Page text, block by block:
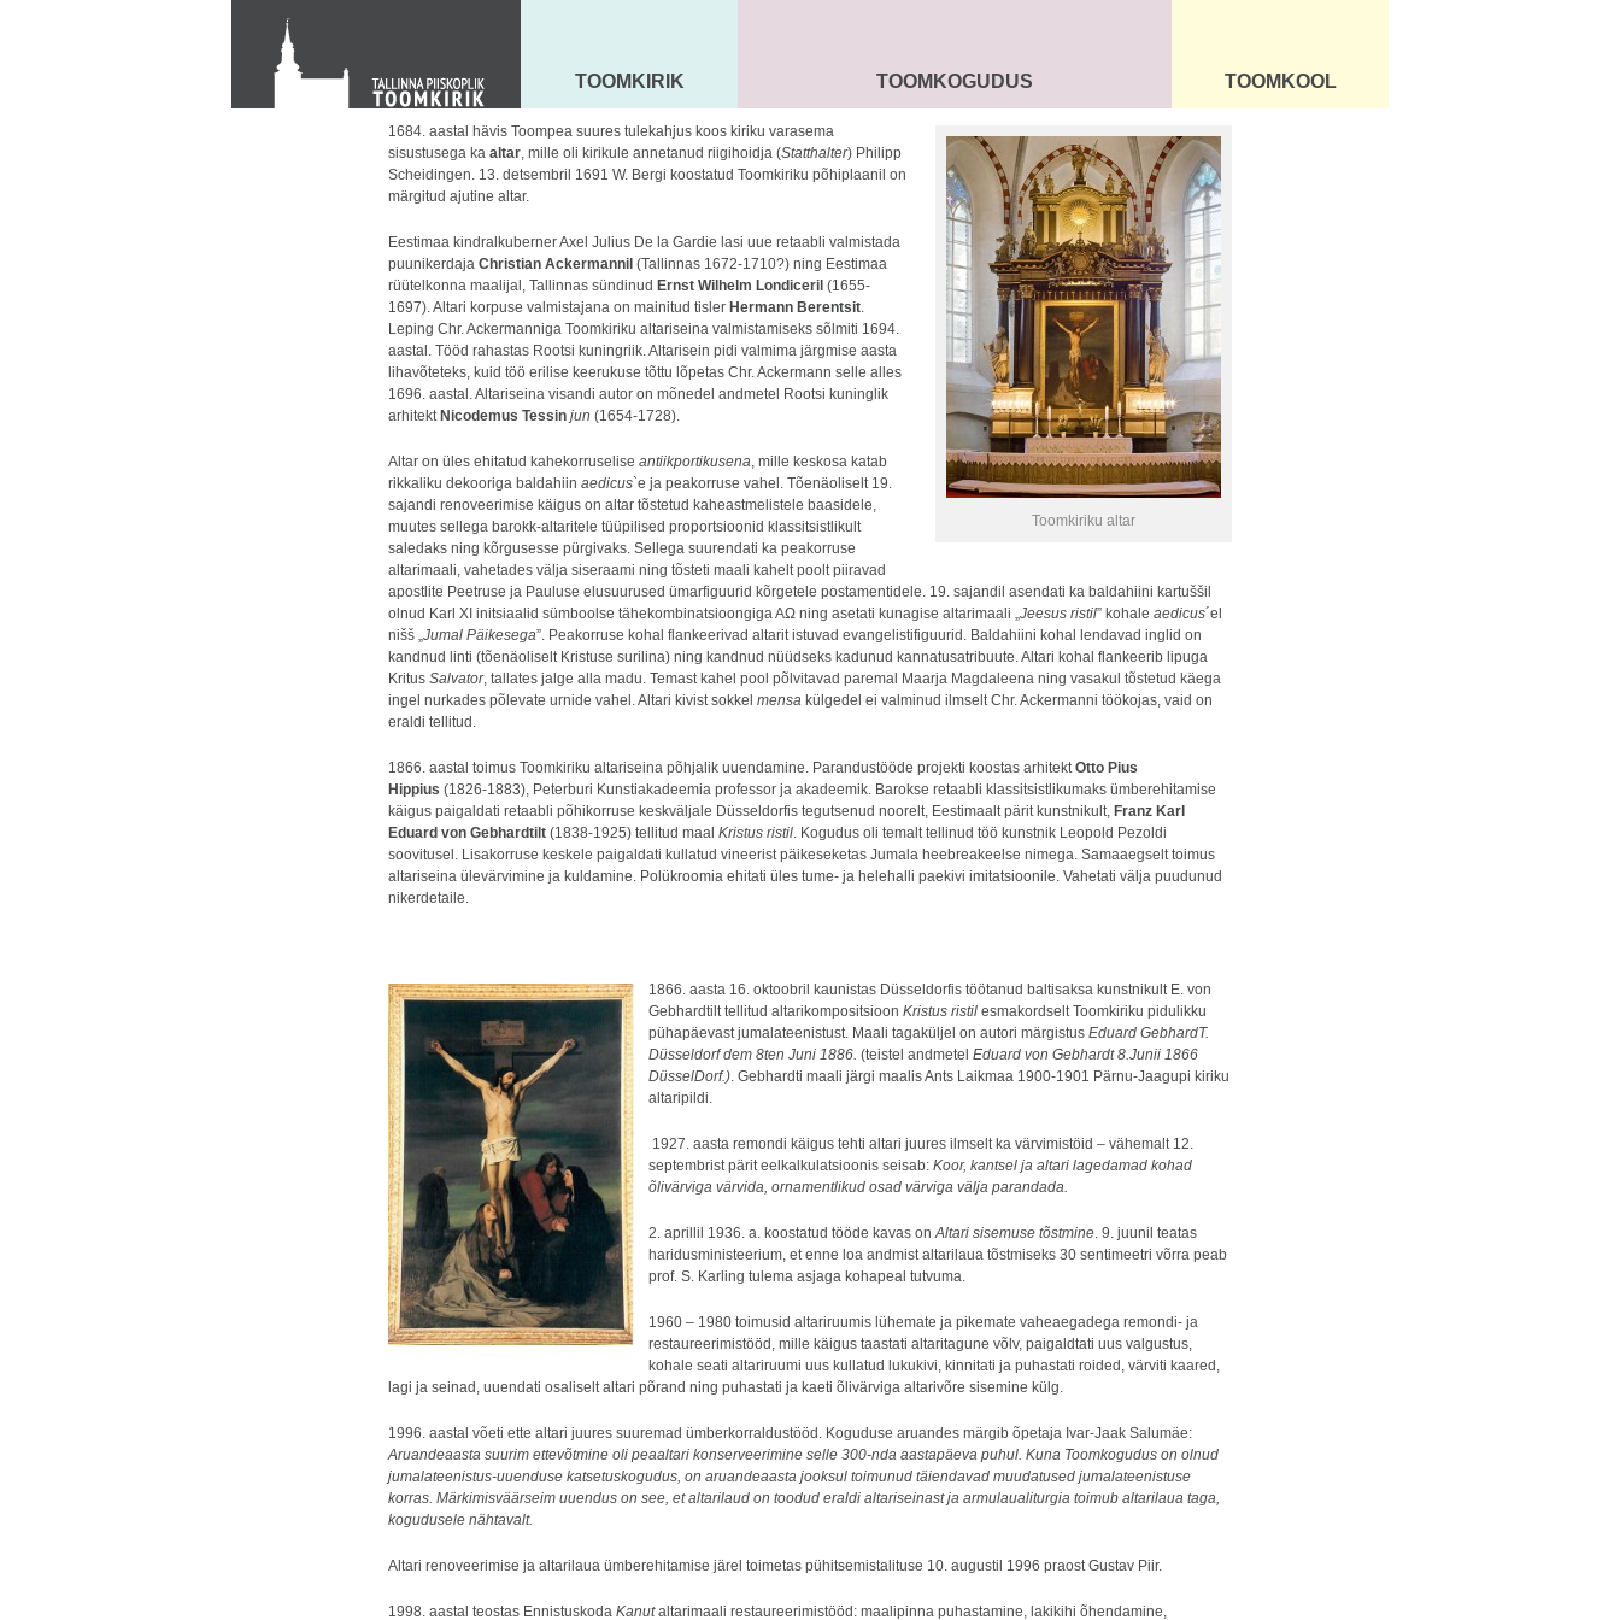
KONTAKT
Toom-Kooli 6, 10130 TALLINN
tallinna.toom@eelk.ee
MAARJA KIRIK
TOOMKIRIK SEENIORID KOGUDUS
TOOMKOGUDUS ÜLDINFO
TOOMKOOL
Toomkiriku altar
1684. aastal hävis Toompea suures tulekahjus koos kiriku varasema
sisustusega ka altar, mille oli kirikule annetanud riigihoidja (Statthalter) Philipp
Scheidingen. 13. detsembril 1691 W. Bergi koostatud Toomkiriku põhiplaanil on
märgitud ajutine altar.
Eestimaa kindralkuberner Axel Julius De la Gardie lasi uue retaabli valmistada
puunikerdaja Christian Ackermannil (Tallinnas 1672-1710?) ning Eestimaa
rüütelkonna maalijal, Tallinnas sündinud Ernst Wilhelm Londiceril (1655-
1697). Altari korpuse valmistajana on mainitud tisler Hermann Berentsit.
Leping Chr. Ackermanniga Toomkiriku altariseina valmistamiseks sõlmiti 1694.
aastal. Tööd rahastas Rootsi kuningriik. Altarisein pidi valmima järgmise aasta
lihavõteteks, kuid töö erilise keerukuse tõttu lõpetas Chr. Ackermann selle alles
1696. aastal. Altariseina visandi autor on mõnedel andmetel Rootsi kuninglik
arhitekt Nicodemus Tessin jun (1654-1728).
Altar on üles ehitatud kahekorruselise antiikportikusena, mille keskosa katab
rikkaliku dekooriga baldahiin aedicus`e ja peakorruse vahel. Tõenäoliselt 19.
sajandi renoveerimise käigus on altar tõstetud kaheastmelistele baasidele,
muutes sellega barokk-altaritele tüüpilised proportsioonid klassitsistlikult
saledaks ning kõrgusesse pürgivaks. Sellega suurendati ka peakorruse
altarimaali, vahetades välja siseraami ning tõsteti maali kahelt poolt piiravad
apostlite Peetruse ja Pauluse elusuurused ümarfiguurid kõrgetele postamentidele. 19. sajandil asendati ka baldahiini kartuššil
olnud Karl XI initsiaalid sümboolse tähekombinatsioongiga AΩ ning asetati kunagise altarimaali „Jeesus ristil” kohale aedicus´el
nišš „Jumal Päikesega”. Peakorruse kohal flankeerivad altarit istuvad evangelistifiguurid. Baldahiini kohal lendavad inglid on
kandnud linti (tõenäoliselt Kristuse surilina) ning kandnud nüüdseks kadunud kannatusatribuute. Altari kohal flankeerib lipuga
Kritus Salvator, tallates jalge alla madu. Temast kahel pool põlvitavad paremal Maarja Magdaleena ning vasakul tõstetud käega
ingel nurkades põlevate urnide vahel. Altari kivist sokkel mensa külgedel ei valminud ilmselt Chr. Ackermanni töökojas, vaid on
eraldi tellitud.
1866. aastal toimus Toomkiriku altariseina põhjalik uuendamine. Parandustööde projekti koostas arhitektOtto Pius
Hippius (1826-1883), Peterburi Kunstiakadeemia professor ja akadeemik. Barokse retaabli klassitsistlikumaks ümberehitamise
käigus paigaldati retaabli põhikorruse keskväljale Düsseldorfis tegutsenud noorelt, Eestimaalt pärit kunstnikult, Franz Karl
Eduard von Gebhardti lt (1838-1925) tellitud maal Kristus ristil. Kogudus oli temalt tellinud töö kunstnik Leopold Pezoldi
soovitusel. Lisakorruse keskele paigaldati kullatud vineerist päikeseketas Jumala heebreakeelse nimega. Samaaegselt toimus
altariseina ülevärvimine ja kuldamine. Polükroomia ehitati üles tume- ja helehalli paekivi imitatsioonile. Vahetati välja puudunud
nikerdetaile.
1866. aasta 16. oktoobril kaunistas Düsseldorfis töötanud baltisaksa kunstnikult E. von
Gebhardtilt tellitud altarikompositsioon Kristus ristil esmakordselt Toomkiriku pidulikku
pühapäevast jumalateenistust. Maali tagaküljel on autori märgistus Eduard GebhardT.
Düsseldorf dem 8ten Juni 1886. (teistel andmetel Eduard von Gebhardt8.Junii 1866
DüsselDorf.). Gebhardti maali järgi maalis Ants Laikmaa 1900-1901 Pärnu-Jaagupi kiriku
altaripildi.
1927. aasta remondi käigus tehti altari juures ilmselt ka värvimistöid – vähemalt 12.
septembrist pärit eelkalkulatsioonis seisab: Koor, kantsel ja altari lagedamad kohad
õlivärviga värvida, ornamentlikud osad värviga välja parandada.
2. aprillil 1936. a. koostatud tööde kavas onAltari sisemuse tõstmine. 9. juunil teatas
haridusministeerium, et enne loa andmist altarilaua tõstmiseks 30 sentimeetri võrra peab
prof. S. Karling tulema asjaga kohapeal tutvuma.
1960 – 1980 toimusid altariruumis lühemate ja pikemate vaheaegadega remondi- ja
restaureerimistööd, mille käigus taastati altaritagune võlv, paigaldtati uus valgustus,
kohale seati altariruumi uus kullatud lukukivi, kinnitati ja puhastati roided, värviti kaared,
lagi ja seinad, uuendati osaliselt altari põrand ning puhastati ja kaeti õlivärviga altarivõre sisemine külg.
1996. aastal võeti ette altari juures suuremad ümberkorraldustööd. Koguduse aruandes märgib õpetaja Ivar-Jaak Salumäe:
Aruandeaasta suurim ettevõtmine oli peaaltari konserveerimine selle 300-nda aastapäeva puhul. Kuna Toomkogudus on olnud
jumalateenistus-uuenduse katsetuskogudus, on aruandeaasta jooksul toimunud täiendavad muudatused jumalateenistuse
korras. Märkimisväärseim uuendus on see, et altarilaud on toodud eraldi altariseinast ja armulaualiturgia toimub altarilaua taga,
kogudusele nähtavalt.
Altari renoveerimise ja altarilaua ümberehitamise järel toimetas pühitsemistalituse 10. augustil 1996 praost Gustav Piir.
1998. aastal teostas Ennistuskoda Kanutaltarimaali restaureerimistööd: maalipinna puhastamine, lakikihi õhendamine,